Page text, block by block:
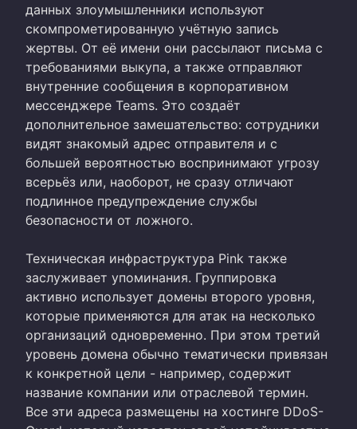
данных злоумышленники используют
скомпрометированную учётную запись
жертвы. От её имени они рассылают письма с
требованиями выкупа, а также отправляют
внутренние сообщения в корпоративном
мессенджере Teams. Это создаёт
дополнительное замешательство: сотрудники
видят знакомый адрес отправителя и с
большей вероятностью воспринимают угрозу
всерьёз или, наоборот, не сразу отличают
подлинное предупреждение службы
безопасности от ложного.
Техническая инфраструктура Pink также
заслуживает упоминания. Группировка
активно использует домены второго уровня,
которые применяются для атак на несколько
организаций одновременно. При этом третий
уровень домена обычно тематически привязан
к конкретной цели - например, содержит
название компании или отраслевой термин.
Все эти адреса размещены на хостинге DDoS-